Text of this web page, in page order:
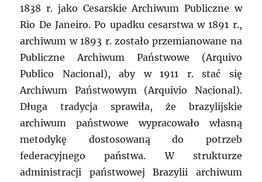
1838 r. jako Cesarskie Archiwum Publiczne w
Rio De Janeiro. Po upadku cesarstwa w 1891 r.,
archiwum w 1893 r. zostało przemianowane na
Publiczne Archiwum Państwowe (Arquivo
Publico Nacional), aby w 1911 r. stać się
Archiwum Państwowym (Arquivio Nacional).
Długa tradycja sprawiła, że brazylijskie
archiwum państwowe wypracowało własną
metodykę dostosowaną do potrzeb
federacyjnego państwa. W strukturze
administracji państwowej Brazylii archiwum